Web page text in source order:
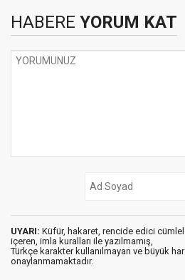
HABERE YORUM KAT
UYARI: Küfür, hakaret, rencide edici
içeren, imla kuralları ile yazılmamış,
Türkçe karakter kullanılmayan ve büyük
onaylanmamaktadır.